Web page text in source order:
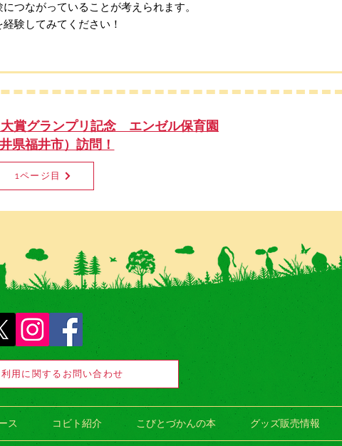
つながっていることが考えられます。
験してみてください！
賞グランプリ記念 エンゼル保育園
井県福井市）訪問！
1ページ目
用に関するお問い合わせ
ス コビト紹介 こびとづかんの本 グッズ販売情報